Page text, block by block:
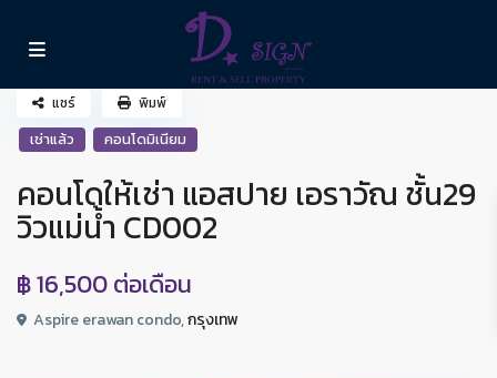
เช่าแล้ว คอนโดมิเนียม
คอนโดให้เช่า แอสปาย เอราวัณ ชั้น29
วิวแม่น้ำ CD002
฿ 16,500ต่อเดือน
Aspire erawan condo,กรุงเทพ
แชร์ พิมพ์